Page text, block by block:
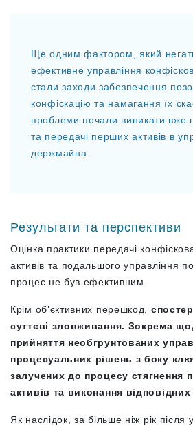
Ще одним фактором, який
ефективне управління
стали заходи забезпечення
конфіскацію та намагання їх
проблеми почали виникати вже
та передачі перших активів в
держмайна.
Результати та перспективи
Оцінка практики передачі
активів та подальшого управління
процес не був ефективним.
Крім об’єктивних перешкод,
суттєві зловживання. Зокрема
прийняття необгрунтованих
процесуальних рішень з боку
залучених до процесу стягнення
активів та виконання
Як наслідок, за більше ніж рік